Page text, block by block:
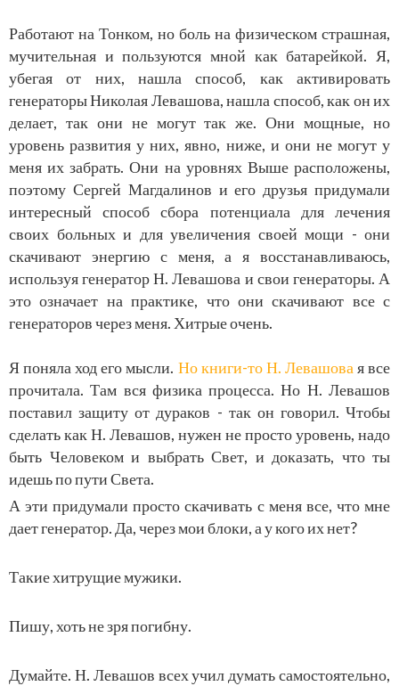
Работают на Тонком, но боль на физическом страшная,
мучительная и пользуются мной как батарейкой. Я,
убегая от них, нашла способ, как активировать
генераторы Николая Левашова, нашла способ, как он их
делает, так они не могут так же. Они мощные, но
уровень развития у них, явно, ниже, и они не могут у
меня их забрать. Они на уровнях Выше расположены,
поэтому Сергей Магдалинов и его друзья придумали
интересный способ сбора потенциала для лечения
своих больных и для увеличения своей мощи - они
скачивают энергию с меня, а я восстанавливаюсь,
используя генератор Н. Левашова и свои генераторы. А
это означает на практике, что они скачивают все с
генераторов через меня. Хитрые очень.
Я поняла ход его мысли. Но книги-то Н. Левашова я все
прочитала. Там вся физика процесса. Но Н. Левашов
поставил защиту от дураков - так он говорил. Чтобы
сделать как Н. Левашов, нужен не просто уровень, надо
быть Человеком и выбрать Свет, и доказать, что ты
идешь по пути Света.
А эти придумали просто скачивать с меня все, что мне
дает генератор. Да, через мои блоки, а у кого их нет?
Такие хитрущие мужики.
Пишу, хоть не зря погибну.
Думайте. Н. Левашов всех учил думать самостоятельно,